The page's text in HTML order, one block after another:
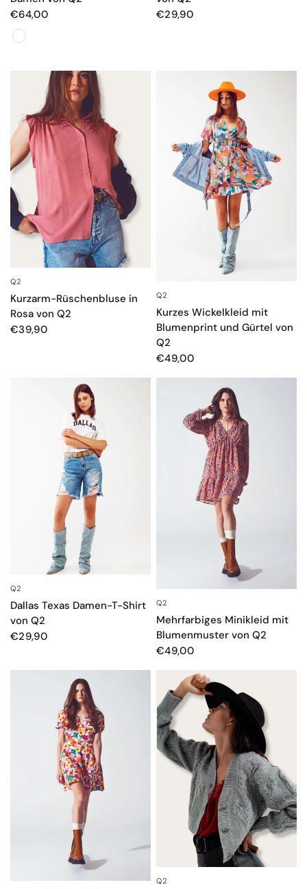
€64,00
Colore
€29,90
Q2
Kurzarm-Rüschenbluse in
Rosa von Q2
€39,90
Q2
Kurzes Wickelkleid mit
Blumenprint und Gürtel von
Q2
€49,00
Q2
Dallas Texas Damen-T-Shirt
von Q2
€29,90
Q2
Mehrfarbiges Minikleid mit
Blumenmuster von Q2
€49,00
Q2